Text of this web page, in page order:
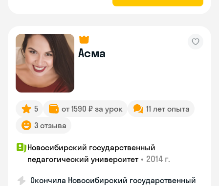
Асма
5 от 1590 ₽ за урок
11 лет опыта
3 отзыва
Новосибирский государственный
педагогический университет • 2014 г.
Окончила Новосибирский государственный